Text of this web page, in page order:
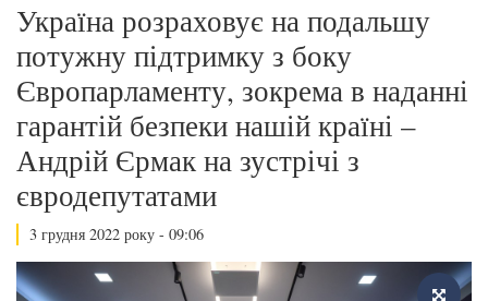
Україна розраховує на подальшу
потужну підтримку з боку
Європарламенту, зокрема в наданні
гарантій безпеки нашій країні –
Андрій Єрмак на зустрічі з
євродепутатами
3 грудня 2022 року - 09:06